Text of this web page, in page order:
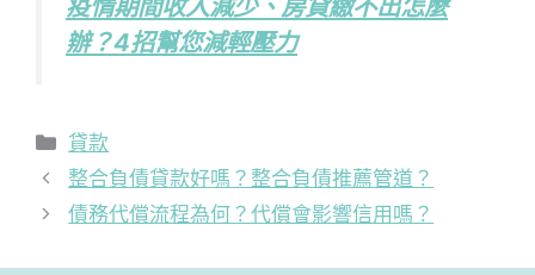
疫情期間收入減少、房貸繳不出怎麼
辦？4招幫您減輕壓力
分
類
貸款
整合負債貸款好嗎？整合負債推薦管道？
債務代償流程為何？代償會影響信用嗎？